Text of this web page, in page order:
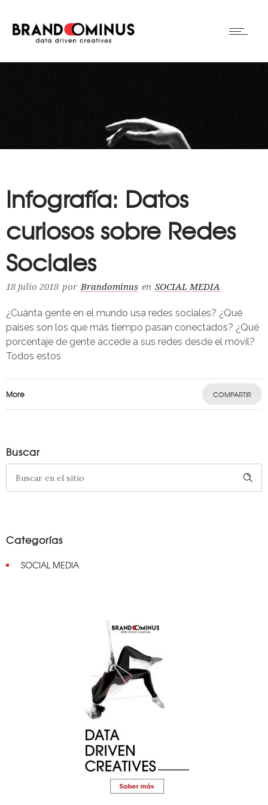
Infografía: Datos
curiosos sobre Redes
Sociales
18 julio 2018 por Brandominus en SOCIAL MEDIA
¿Cuánta gente en el mundo usa redes sociales? ¿Qué
países son los que más tiempo pasan conectados? ¿Qué
porcentaje de gente accede a sus redes desde el móvil?
Todos estos
More COMPARTIR
Buscar
Categorías
SOCIAL MEDIA